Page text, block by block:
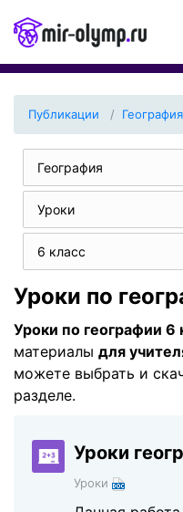
Публикации География
География
Уроки
6 класс
Уроки по
Уроки по географии 6
материалы для
можете выбрать и
разделе.
Уроки
Уроки